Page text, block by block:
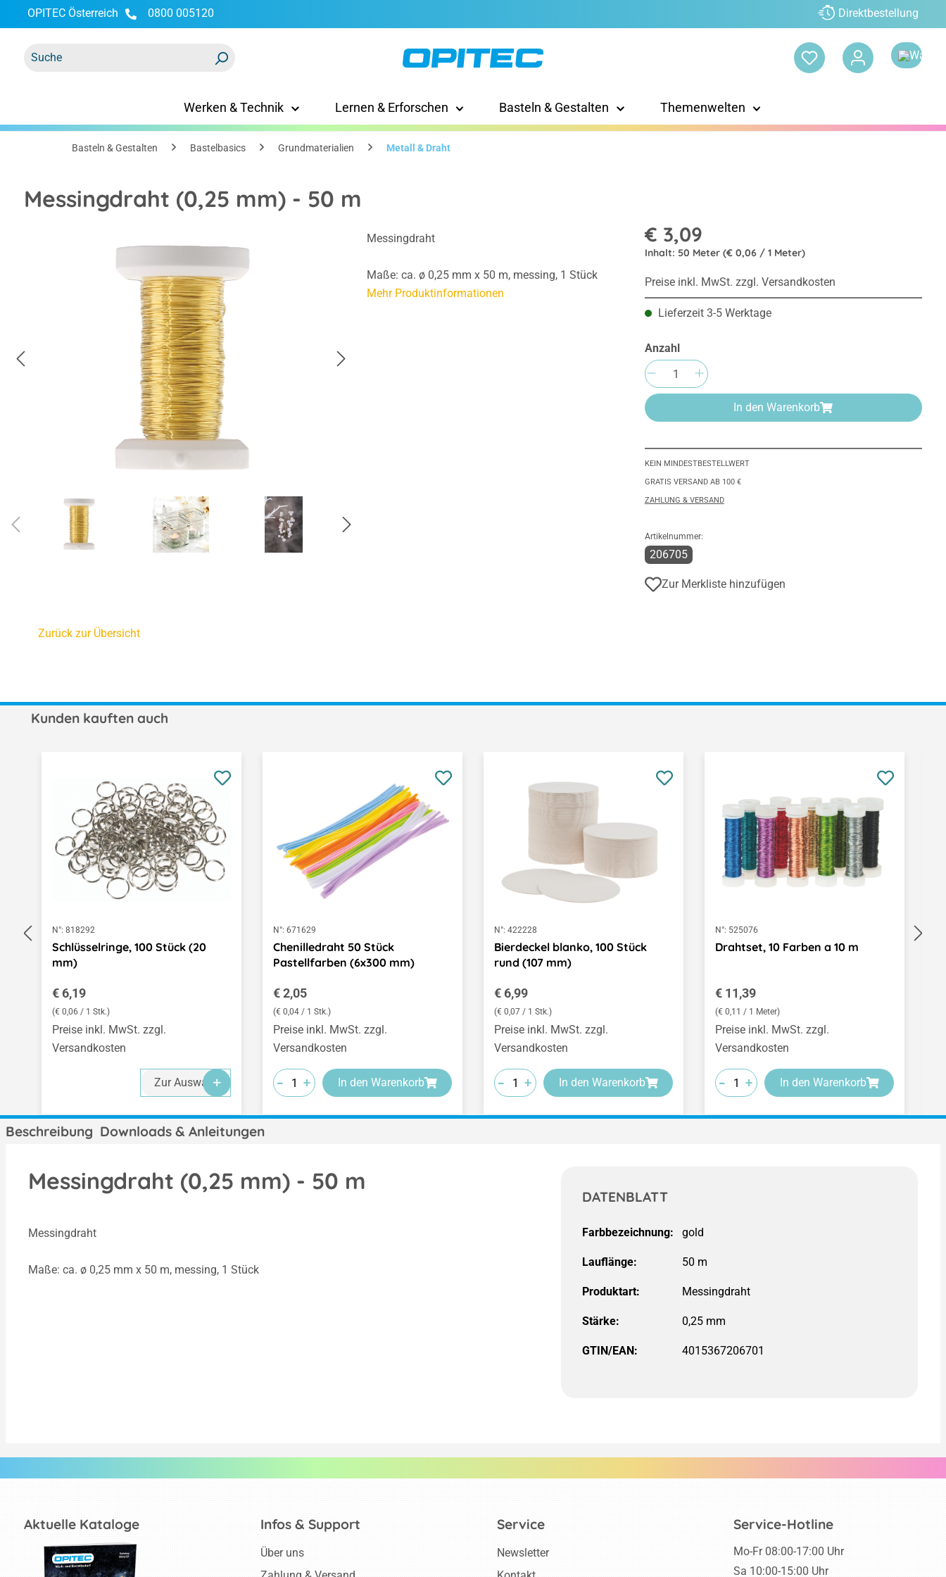
Zur Hauptnavigation springen
OPITEC Österreich 0800 005120 Direktbestellung
Werken & Technik Lernen & Erforschen Basteln & Gestalten Themenwelten
Basteln & Gestalten Bastelbasics Grundmaterialien Metall & Draht
Messingdraht (0,25 mm) - 50 m
Bildergalerie überspringen Messingdraht
Maße: ca. ø 0,25 mm x 50 m, messing, 1 Stück
Mehr Produktinformationen
€ 3,09
Inhalt: 50 Meter (€ 0,06 / 1 Meter)
Preise inkl. MwSt. zzgl. Versandkosten
Lieferzeit 3-5 Werktage
Anzahl
Produkt Anzahl: Gib den gewünschten
In den Warenkorb
KEIN MINDESTBESTELLWERT
GRATIS VERSAND AB 100 €
ZAHLUNG & VERSAND
Artikelnummer:
206705
Zur Merkliste hinzufügen
Zurück zur Übersicht
Kunden kauften auch
N°: 818292
Schlüsselringe, 100 Stück (20
mm)
Regulärer Preis:
€ 6,19
(€ 0,06 / 1 Stk.)
Preise inkl. MwSt. zzgl.
Versandkosten
Zur Auswahl
N°: 671629
Chenilledraht 50 Stück
Pastellfarben (6x300 mm)
Regulärer Preis:
€ 2,05
(€ 0,04 / 1 Stk.)
Preise inkl. MwSt. zzgl.
Versandkosten
-
-
- +
+
+ In den Warenkorb
N°: 422228
Bierdeckel blanko, 100 Stück
rund (107 mm)
Regulärer Preis:
€ 6,99
(€ 0,07 / 1 Stk.)
Preise inkl. MwSt. zzgl.
Versandkosten
-
-
- +
+
+ In den Warenkorb
N°: 525076
Drahtset, 10 Farben a 10 m
Regulärer Preis:
€ 11,39
(€ 0,11 / 1 Meter)
Preise inkl. MwSt. zzgl.
Versandkosten
-
-
- +
+
+ In den Warenkorb
Beschreibung Downloads & Anleitungen
Messingdraht (0,25 mm) - 50 m
Messingdraht
Maße: ca. ø 0,25 mm x 50 m, messing, 1 Stück
DATENBLATT
Farbbezeichnung:
Lauflänge: 50 m
Produktart:
Stärke:
GTIN/EAN: 4015367206701
Aktuelle Kataloge Service-Hotline
Mo-Fr 08:00-17:00 Uhr
Sa 10:00-15:00 Uhr
Infos & Support
Über uns
Service
Newsletter